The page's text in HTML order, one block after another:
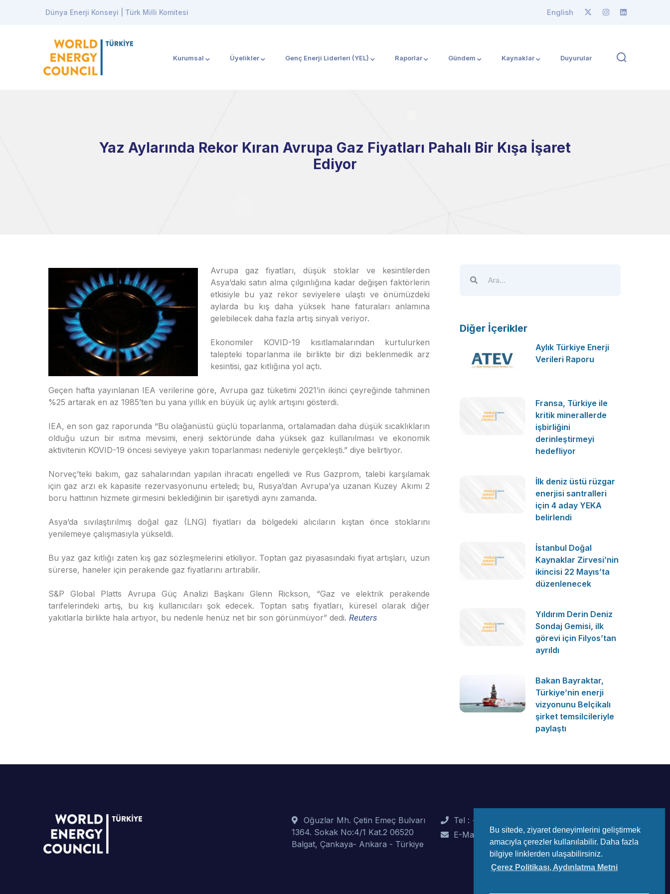
Dünya Enerji Konseyi | Türk Milli Komitesi English
Kurumsal Üyelikler Genç Enerji Liderleri (YEL) Raporlar Gündem Kaynaklar Duyurular
Yaz Aylarında Rekor Kıran Avrupa Gaz Fiyatları Pahalı Bir Kışa İşaret
Ediyor
Avrupa gaz fiyatları, düşük stoklar ve kesintilerden
Asya’daki satın alma çılgınlığına kadar değişen faktörlerin
etkisiyle bu yaz rekor seviyelere ulaştı ve önümüzdeki
aylarda bu kış daha yüksek hane faturaları anlamına
gelebilecek daha fazla artış sinyali veriyor.
Ekonomiler KOVID-19 kısıtlamalarından kurtulurken
talepteki toparlanma ile birlikte bir dizi beklenmedik arz
kesintisi, gaz kıtlığına yol açtı.
Geçen hafta yayınlanan IEA verilerine göre, Avrupa gaz tüketimi 2021’in ikinci çeyreğinde tahminen
%25 artarak en az 1985’ten bu yana yıllık en büyük üç aylık artışını gösterdi.
IEA, en son gaz raporunda “Bu olağanüstü güçlü toparlanma, ortalamadan daha düşük sıcaklıkların
olduğu uzun bir ısıtma mevsimi, enerji sektöründe daha yüksek gaz kullanılması ve ekonomik
aktivitenin KOVID-19 öncesi seviyeye yakın toparlanması nedeniyle gerçekleşti.” diye belirtiyor.
Norveç’teki bakım, gaz sahalarından yapılan ihracatı engelledi ve Rus Gazprom, talebi karşılamak
için gaz arzı ek kapasite rezervasyonunu erteledi; bu, Rusya’dan Avrupa’ya uzanan Kuzey Akımı 2
boru hattının hizmete girmesini beklediğinin bir işaretiydi aynı zamanda.
Asya’da sıvılaştırılmış doğal gaz (LNG) fiyatları da bölgedeki alıcıların kıştan önce stoklarını
yenilemeye çalışmasıyla yükseldi.
Bu yaz gaz kıtlığı zaten kış gaz sözleşmelerini etkiliyor. Toptan gaz piyasasındaki fiyat artışları, uzun
sürerse, haneler için perakende gaz fiyatlarını artırabilir.
S&P Global Platts Avrupa Güç Analizi Başkanı Glenn Rickson, “Gaz ve elektrik perakende
tarifelerindeki artış, bu kış kullanıcıları şok edecek. Toptan satış fiyatları, küresel olarak diğer
yakıtlarla birlikte hala artıyor, bu nedenle henüz net bir son görünmüyor” dedi. Reuters
Diğer İçerikler
Aylık Türkiye Enerji
Verileri Raporu
Fransa, Türkiye ile
kritik minerallerde
işbirliğini
derinleştirmeyi
hedefliyor
İlk deniz üstü rüzgar
enerjisi santralleri
için 4 aday YEKA
belirlendi
İstanbul Doğal
Kaynaklar Zirvesi’nin
ikincisi 22 Mayıs’ta
düzenlenecek
Yıldırım Derin Deniz
Sondaj Gemisi, ilk
görevi için Filyos’tan
ayrıldı
Bakan Bayraktar,
Türkiye’nin enerji
vizyonunu Belçikalı
şirket temsilcileriyle
paylaştı
Oğuzlar Mh. Çetin Emeç Bulvarı
1364. Sokak No:4/1 Kat.2 06520
Balgat, Çankaya- Ankara - Türkiye
Tel : +90 (312) 442 82 78
E-Mail : info@wec-turkiye.org.tr
Bu sitede, ziyaret deneyimlerini geliştirmek
amacıyla çerezler kullanılabilir. Daha fazla
bilgiye linklerden ulaşabilirsiniz.
Çerez Politikası, Aydınlatma Metni